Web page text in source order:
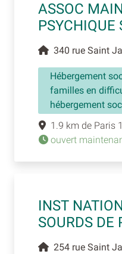
ASSOC
PSYCHIQUE
340 rue Saint
Hébergement
familles en
hébergement
1.9 km de Paris 1
ouvert
INST
SOURDS DE
254 rue Saint